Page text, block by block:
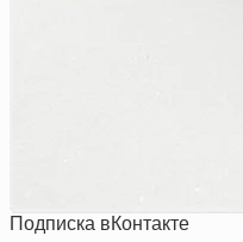
Подписка вКонтакте